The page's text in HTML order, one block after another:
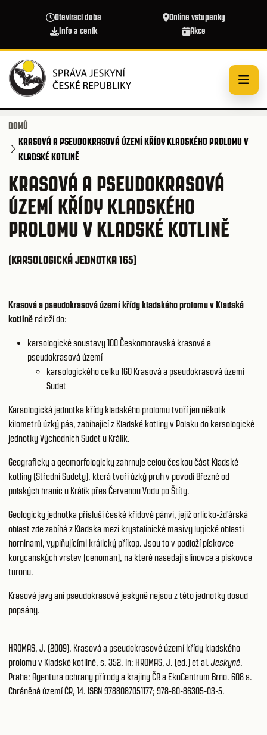
Otevírací doba
Online vstupenky
Info a ceník
Akce
DOMŮ
KRASOVÁ A PSEUDOKRASOVÁ ÚZEMÍ KŘÍDY KLADSKÉHO PROLOMU V
KLADSKÉ KOTLINĚ
KRASOVÁ A PSEUDOKRASOVÁ
ÚZEMÍ KŘÍDY KLADSKÉHO
PROLOMU V KLADSKÉ KOTLINĚ
(KARSOLOGICKÁ JEDNOTKA 165)
Krasová a pseudokrasová území křídy kladského prolomu v Kladské
kotlině náleží do:
karsologické soustavy 100Českomoravská krasová a
pseudokrasová území
karsologického celku 160 Krasová a pseudokrasová území
Sudet
Karsologická jednotka křídy kladského prolomu tvoří jen několik
kilometrů úzký pás, zabíhající z Kladské kotliny v Polsku do karsologické
jednotky Východních Sudet u Králík.
Geograficky a geomorfologicky zahrnuje celou českou část Kladské
kotliny (Střední Sudety), která tvoří úzký pruh v povodí Březné od
polských hranic u Králík přes Červenou Vodu po Štíty.
Geologicky jednotka přísluší české křídové pánvi, jejíž orlicko-žďárská
oblast zde zabíhá z Kladska mezi krystalinické masivy lugické oblasti
horninami, vyplňujícími králický příkop. Jsou to v podloží pískovce
korycanských vrstev (cenoman), na které nasedají slínovce a pískovce
turonu.
Krasové jevy ani pseudokrasové jeskyně nejsou z této jednotky dosud
popsány.
HROMAS, J. (2009). Krasová a pseudokrasové území křídy kladského
prolomu v Kladské kotlině, s. 352. In: HROMAS, J. (ed.) et al.Jeskyně.
Praha: Agentura ochrany přírody a krajiny ČR a EkoCentrum Brno. 608 s.
Chráněná území ČR, 14. ISBN 9788087051177; 978-80-86305-03-5.